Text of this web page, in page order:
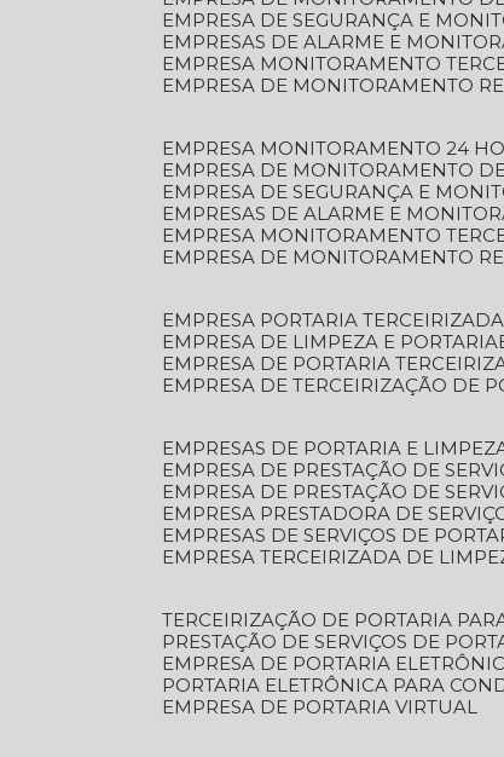
EMPRESA DE SEGURANÇA E
EMPRESAS DE ALARME E
EMPRESA MONITORAMENTO
EMPRESA DE MONITORAMENTO
EMPRESA MONITORAMENTO 24
EMPRESA DE MONITORAMENTO
EMPRESA DE SEGURANÇA E
EMPRESAS DE ALARME E
EMPRESA MONITORAMENTO
EMPRESA DE MONITORAMENTO
EMPRESA PORTARIA TERCEIRIZADA
EMPRESA DE LIMPEZA E PORTARIA
EMPRESA DE PORTARIA
EMPRESA DE TERCEIRIZAÇÃO DE
EMPRESAS DE PORTARIA E
EMPRESA DE PRESTAÇÃO DE
EMPRESA DE PRESTAÇÃO DE
EMPRESA PRESTADORA DE
EMPRESAS DE SERVIÇOS DE
EMPRESA TERCEIRIZADA DE
TERCEIRIZAÇÃO DE PORTARIA
PRESTAÇÃO DE SERVIÇOS DE
EMPRESA DE PORTARIA
PORTARIA ELETRÔNICA PARA
EMPRESA DE PORTARIA VIRTUAL